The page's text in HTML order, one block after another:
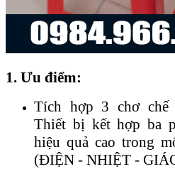
1. Ưu điểm:
Tích hợp 3 chơ chế
Thiết bị kết hợp ba
hiệu quả cao trong
(ĐIỆN - NHIỆT -